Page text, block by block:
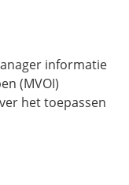
informatie
(MVOI)
het toepassen